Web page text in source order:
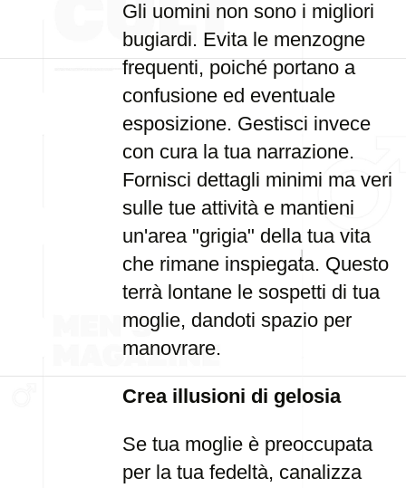
Gli uomini non sono i migliori
bugiardi. Evita le menzogne
frequenti, poiché portano a
confusione ed eventuale
esposizione. Gestisci invece
con cura la tua narrazione.
Fornisci dettagli minimi ma veri
sulle tue attività e mantieni
un'area "grigia" della tua vita
che rimane inspiegata. Questo
terrà lontane le sospetti di tua
moglie, dandoti spazio per
manovrare.
Crea illusioni di gelosia
Se tua moglie è preoccupata
per la tua fedeltà, canalizza